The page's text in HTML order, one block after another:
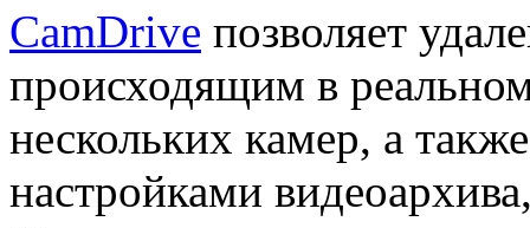
CamDrive позволяет
происходящим в
нескольких камер, а
настройками